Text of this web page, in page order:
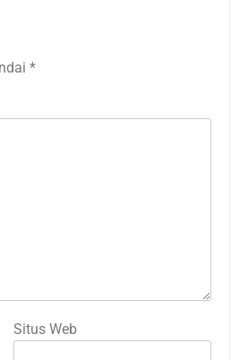
*
Situs Web